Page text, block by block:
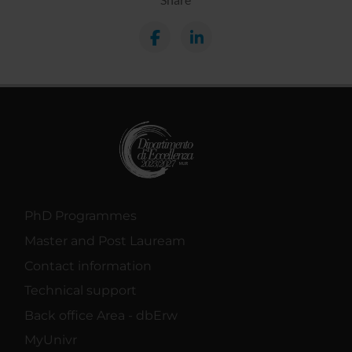
PhD Programmes
Master and Post Lauream
Contact information
Technical support
Back office Area - dbErw
MyUnivr